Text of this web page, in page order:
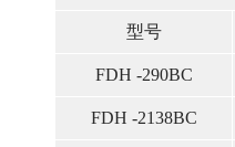
型号
FDH -290BC
FDH -2138BC